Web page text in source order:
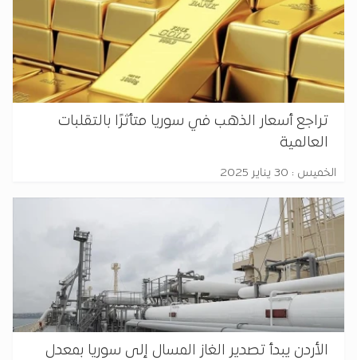
تراجع أسعار الذهب في سوريا متأثرًا بالتقلبات
العالمية
الخميس : 30 يناير 2025
الأردن يبدأ تصدير الغاز المسال إلى سوريا بمعدل